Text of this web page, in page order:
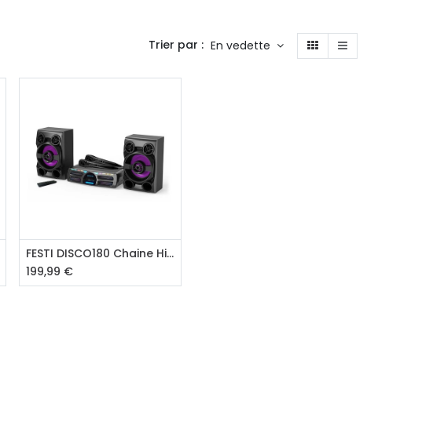
Trier par : En vedette
Ajouter au panier
FESTI DISCO180 Chaine Hifi Karaoké
199,99 €
31 91 11